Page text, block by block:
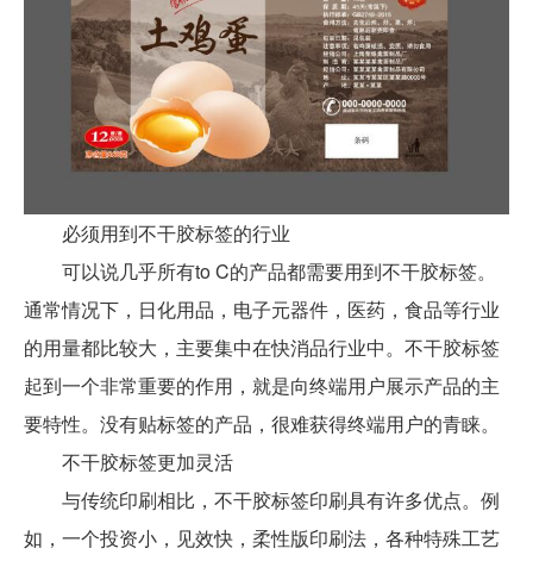
必须用到不干胶标签的行业
可以说几乎所有to C的产品都需要用到不干胶标签。
通常情况下，日化用品，电子元器件，医药，食品等行业
的用量都比较大，主要集中在快消品行业中。不干胶标签
起到一个非常重要的作用，就是向终端用户展示产品的主
要特性。没有贴标签的产品，很难获得终端用户的青睐。
不干胶标签更加灵活
与传统印刷相比，不干胶标签印刷具有许多优点。例
如，一个投资小，见效快，柔性版印刷法，各种特殊工艺